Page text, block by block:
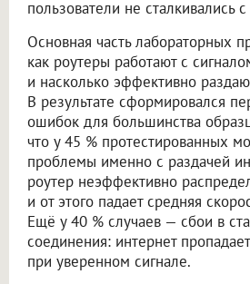
пользователи не сталкивались
Основная часть лабораторных
как роутеры работают с
и насколько эффективно
В результате сформировался
ошибок для большинства
что у 45 % протестированных
проблемы именно с раздачей
роутер неэффективно
и от этого падает средняя
Ещё у 40 % случаев — сбои в
соединения: интернет
при уверенном сигнале.